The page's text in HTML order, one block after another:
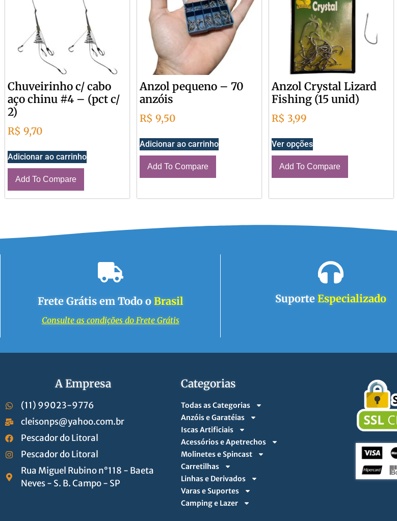
Chuveirinho c/ cabo
aço chinu #4 – (pct c/
2)
R$ 9,70
Adicionar ao carrinho
Add To Compare
Anzol pequeno – 70
anzóis
R$ 9,50
Adicionar ao carrinho
Add To Compare
Anzol Crystal Lizard
Fishing (15 unid)
R$ 3,99
Ver opções
Add To Compare
Frete Grátis em Todo o Brasil
Consulte as condições do Frete Grátis
SuporteEspecializado
A Empresa
(11) 99023-9776
cleisonps@yahoo.com.br
Pescador do Litoral
Pescador do Litoral
Rua Miguel Rubino n°118 - Baeta
Neves - S. B. Campo - SP
Categorias
Todas as Categorias
Anzóis e Garatéias
Iscas Artificiais
Acessórios e Apetrechos
Molinetes e Spincast
Carretilhas
Linhas e Derivados
Varas e Suportes
Camping e Lazer